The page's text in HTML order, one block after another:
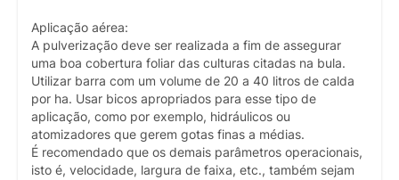
Aplicação aérea:
A pulverização deve ser realizada a fim de assegurar
uma boa cobertura foliar das culturas citadas na bula.
Utilizar barra com um volume de 20 a 40 litros de calda
por ha. Usar bicos apropriados para esse tipo de
aplicação, como por exemplo, hidráulicos ou
atomizadores que gerem gotas finas a médias.
É recomendado que os demais parâmetros operacionais,
isto é, velocidade, largura de faixa, etc., também sejam